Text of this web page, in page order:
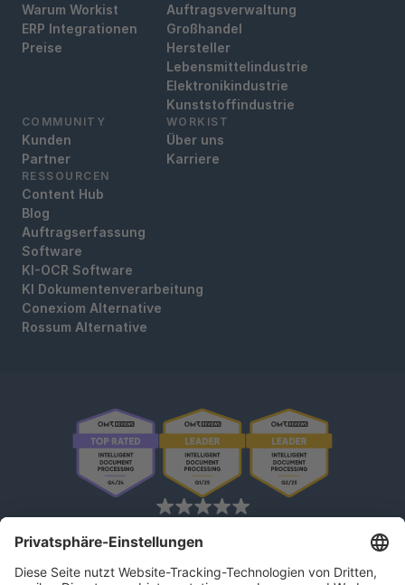
Warum Workist
ERP Integrationen
Preise
Auftragsverwaltung
Großhandel
Hersteller
Lebensmittelindustrie
Elektronikindustrie
Kunststoffindustrie
COMMUNITY
Kunden
Partner
WORKIST
Über uns
Karriere
RESSOURCEN
Content Hub
Blog
Auftragserfassung
Software
KI-OCR Software
KI Dokumentenverarbeitung
Conexiom Alternative
Rossum Alternative